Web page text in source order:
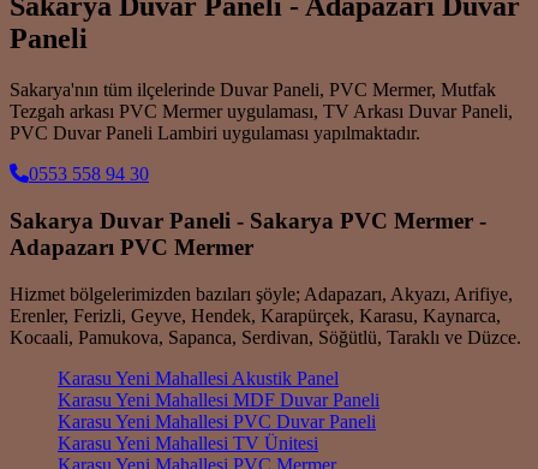
Sakarya Duvar Paneli - Adapazarı Duvar
Paneli
Sakarya'nın tüm ilçelerinde Duvar Paneli, PVC Mermer, Mutfak
Tezgah arkası PVC Mermer uygulaması, TV Arkası Duvar Paneli,
PVC Duvar Paneli Lambiri uygulaması yapılmaktadır.
0553 558 94 30
Sakarya Duvar Paneli - Sakarya PVC Mermer -
Adapazarı PVC Mermer
Hizmet bölgelerimizden bazıları şöyle; Adapazarı, Akyazı, Arifiye,
Erenler, Ferizli, Geyve, Hendek, Karapürçek, Karasu, Kaynarca,
Kocaali, Pamukova, Sapanca, Serdivan, Söğütlü, Taraklı ve Düzce.
Karasu Yeni Mahallesi Akustik Panel
Karasu Yeni Mahallesi MDF Duvar Paneli
Karasu Yeni Mahallesi PVC Duvar Paneli
Karasu Yeni Mahallesi TV Ünitesi
Karasu Yeni Mahallesi PVC Mermer